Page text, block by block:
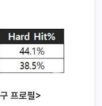
프로필>